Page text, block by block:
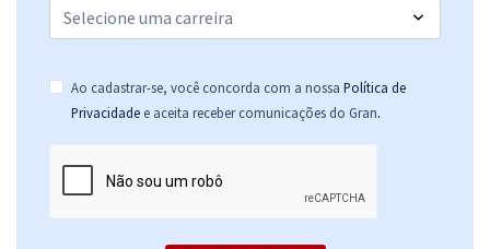
Ao cadastrar-se, você concorda com a nossa Política de
Privacidade e aceita receber comunicações do Gran.